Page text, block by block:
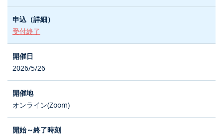
受付終了
2026/5/26
オンライン(Zoom)